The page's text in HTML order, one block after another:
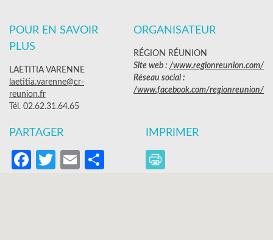
POUR EN SAVOIR
PLUS
LAETITIA VARENNE
laetitia.varenne@cr-
reunion.fr
Tél. 02.62.31.64.65
ORGANISATEUR
RÉGION RÉUNION
Site web : /www.regionreunion.com/
Réseau social :
/www.facebook.com/regionreunion/
PARTAGER
Facebook
Twitter
EmailPartager
IMPRIMER